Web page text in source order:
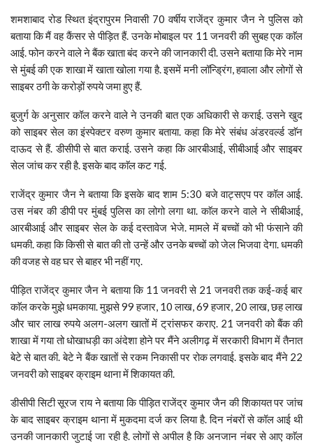
शमशाबाद रोड स्थित इंद्रापुरम निवासी 70 वर्षीय राजेंद्र कुमार जैन ने पुलिस को
बताया कि मैं वह कैंसर से पीड़ित हैं. उनके मोबाइल पर 11 जनवरी की सुबह एक काॅल
आई. फोन करने वाले ने बैंक खाता बंद करने की जानकारी दी. उसने बताया कि मेरे नाम
से मुंबई की एक शाखा में खाता खोला गया है. इसमें मनी लॉन्ड्रिंग, हवाला और लोगों से
साइबर ठगी के करोड़ों रुपये जमा हुए हैं.
बुजुर्ग के अनुसार कॉल करने वाले ने उनकी बात एक अधिकारी से कराई. उसने खुद
को साइबर सेल का इंस्पेक्टर वरुण कुमार बताया. कहा कि मेरे संबंध अंडरवर्ल्ड डाॅन
दाऊद से हैं. डीसीपी से बात कराई. उसने कहा कि आरबीआई, सीबीआई और साइबर
सेल जांच कर रही है. इसके बाद काॅल कट गई.
राजेंद्र कुमार जैन ने बताया कि इसके बाद शाम 5:30 बजे वाट्सएप पर कॉल आई.
उस नंबर की डीपी पर मुंबई पुलिस का लोगो लगा था. काॅल करने वाले ने सीबीआई,
आरबीआई और साइबर सेल के कई दस्तावेज भेजे. मामले में बच्चों को भी फंसाने की
धमकी. कहा कि किसी से बात की तो उन्हें और उनके बच्चों को जेल भिजवा देगा. धमकी
की वजह से वह घर से बाहर भी नहीं गए.
पीड़ित राजेंद्र कुमार जैन ने बताया कि 11 जनवरी से 21 जनवरी तक कई-कई बार
काॅल करके मुझे धमकाया. मुझसे 99 हजार, 10 लाख, 69 हजार, 20 लाख, छह लाख
और चार लाख रुपये अलग-अलग खातों में ट्रांसफर कराए. 21 जनवरी को बैंक की
शाखा में गया तो धोखाधड़ी का अंदेशा होने पर मैंने अलीगढ़ में सरकारी विभाग में तैनात
बेटे से बात की. बेटे ने बैंक खातों से रकम निकासी पर रोक लगवाई. इसके बाद मैंने 22
जनवरी को साइबर क्राइम थाना में शिकायत की.
डीसीपी सिटी सूरज राय ने बताया कि पीड़ित राजेंद्र कुमार जैन की शिकायत पर जांच
के बाद साइबर क्राइम थाना में मुकदमा दर्ज कर लिया है. दिन नंबरों से कॉल आई थी
उनकी जानकारी जुटाई जा रही है. लोगों से अपील है कि अनजान नंबर से आए काॅल